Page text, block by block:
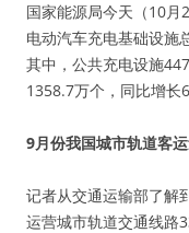
国家能源局今天（10月
电动汽车充电基础设施
其中，公共充电设施
1358.7万个，同比增长
9月份我国城市轨道客
记者从交通运输部了解
运营城市轨道交通线路